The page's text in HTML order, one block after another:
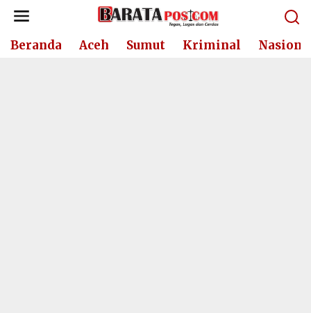
Lewati
konten
Beranda Aceh Sumut Kriminal